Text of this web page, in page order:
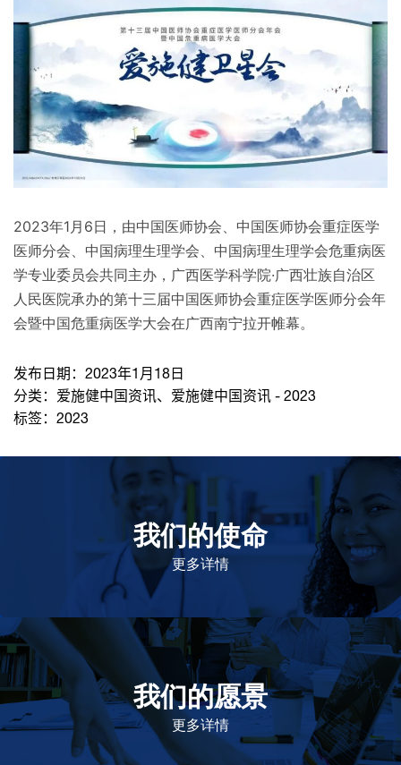
2023年1月6日，由中国医师协会、中国医师协会重症医学
医师分会、中国病理生理学会、中国病理生理学会危重病医
学专业委员会共同主办，广西医学科学院·广西壮族自治区
人民医院承办的第十三届中国医师协会重症医学医师分会年
会暨中国危重病医学大会在广西南宁拉开帷幕。
发布日期： 2023年1月18日
分类： 爱施健中国资讯、 爱施健中国资讯 - 2023
标签： 2023
我们的使命
更多详情
致力于提高患者的生命健康和质量
我们的愿景
更多详情
作为一个负责任的企业公民，在全球提供优质和患者可
及的药物，传递我们的价值。